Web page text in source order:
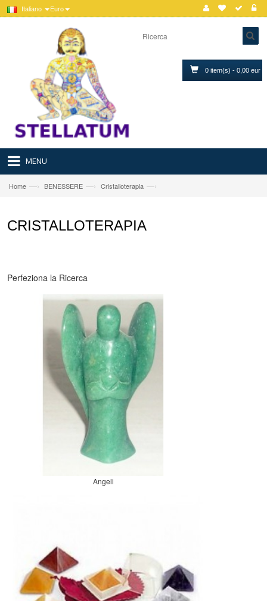
Italiano Euro
0 item(s) - 0,00 eur
MENU
Home —› BENESSERE —› Cristalloterapia —›
CRISTALLOTERAPIA
Perfeziona la Ricerca
Angeli